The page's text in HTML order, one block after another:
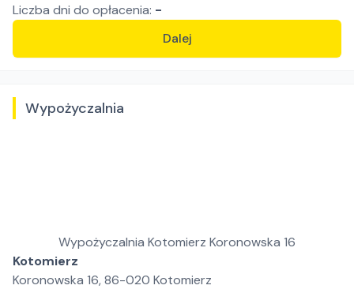
Liczba dni do opłacenia: -
Dalej
Wypożyczalnia
Wypożyczalnia Kotomierz Koronowska 16
Kotomierz
Koronowska 16, 86-020 Kotomierz